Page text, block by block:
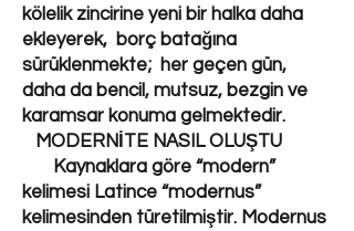
kölelik zincirine yeni bir halka daha
ekleyerek, borç batağına
sürüklenmekte; her geçen gün,
daha da bencil, mutsuz, bezgin ve
karamsar konuma gelmektedir.
MODERNİTE NASIL OLUŞTU
Kaynaklara göre “modern”
kelimesi Latince “modernus”
kelimesinden türetilmiştir. Modernus